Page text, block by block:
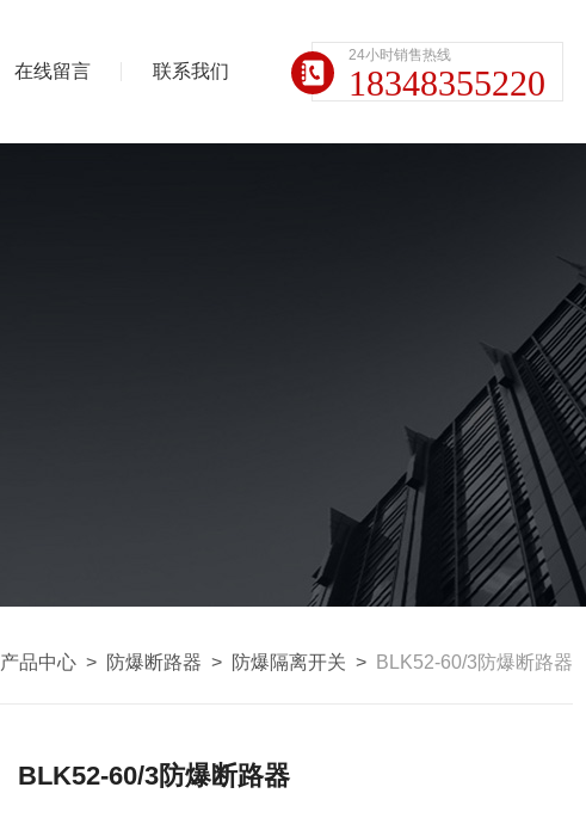
在线留言 联系我们
24小时销售热线
18348355220
产品中心 > 防爆断路器 > 防爆隔离开关 > BLK52-60/3防爆断路器
BLK52-60/3防爆断路器